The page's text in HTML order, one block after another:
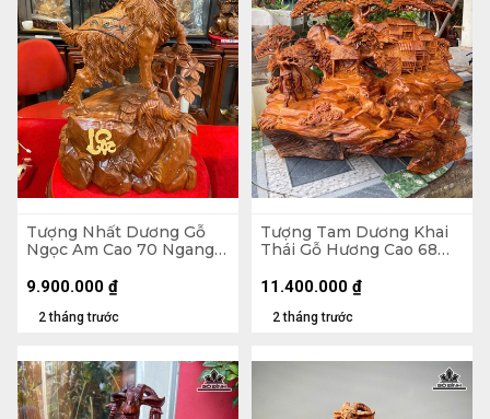
Tượng Nhất Dương Gỗ
Ngọc Am Cao 70 Ngang
2 tháng trước
9.900.000 ₫
Tượng Tam Dương Khai
Thái Gỗ Hương Cao 68
2 tháng trước
11.400.000 ₫